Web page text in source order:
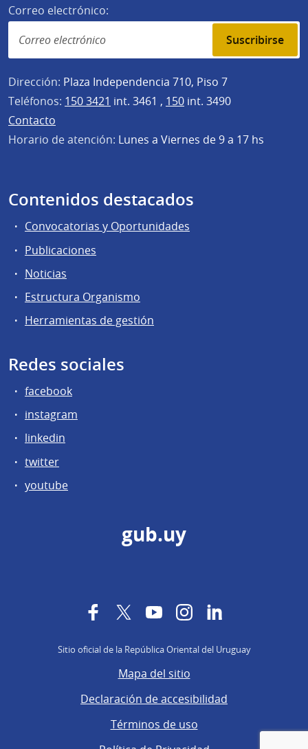
Correo electrónico:
Suscribirse
Dirección: Plaza Independencia 710, Piso 7
Teléfonos: 150 3421 int. 3461 , 150 int. 3490
Contacto
Horario de atención: Lunes a Viernes de 9 a 17 hs
Contenidos destacados
Convocatorias y Oportunidades
Publicaciones
Noticias
Estructura Organismo
Herramientas de gestión
Redes sociales
facebook
instagram
linkedin
twitter
youtube
gub.uy
FacebookTwitterYouTubeInstagram
Sitio oficial de la República Oriental del Uruguay
Mapa del sitio
Declaración de accesibilidad
Términos de uso